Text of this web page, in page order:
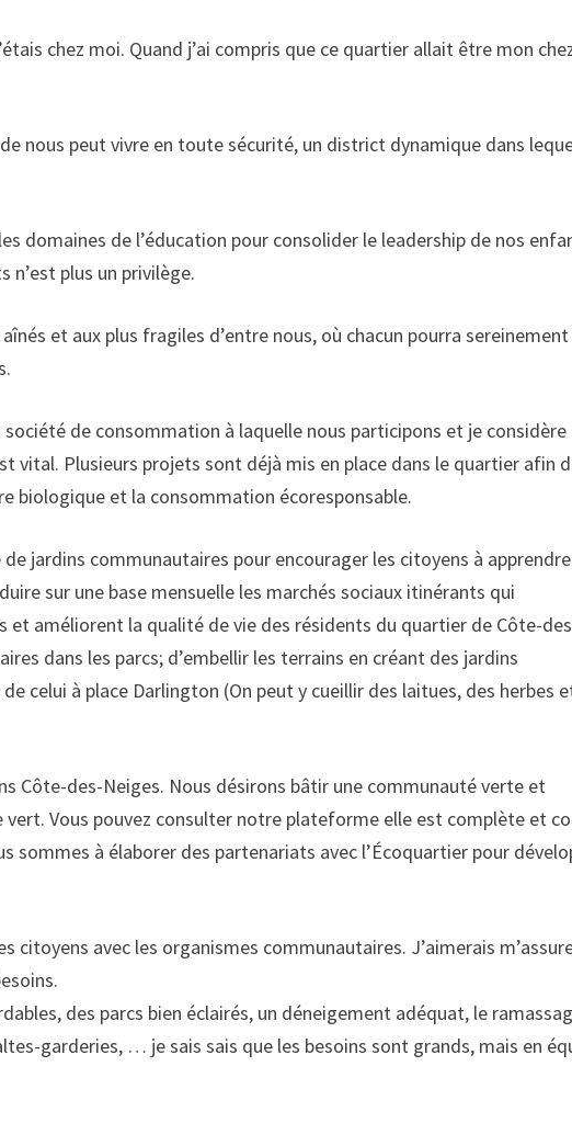
chez moi. Quand j’ai compris que ce quartier allait être mon
nous peut vivre en toute sécurité, un district dynamique dans
domaines de l’éducation pour consolider le leadership de nos
n’est plus un privilège.
et aux plus fragiles d’entre nous, où chacun pourra sereinement
de consommation à laquelle nous participons et je considère
vital. Plusieurs projets sont déjà mis en place dans le quartier afin
biologique et la consommation écoresponsable.
jardins communautaires pour encourager les citoyens à
sur une base mensuelle les marchés sociaux itinérants qui
et améliorent la qualité de vie des résidents du quartier de Côte-
dans les parcs; d’embellir les terrains en créant des jardins
celui à place Darlington (On peut y cueillir des laitues, des herbes
Côte-des-Neiges. Nous désirons bâtir une communauté verte et
vert. Vous pouvez consulter notre plateforme elle est complète et
sommes à élaborer des partenariats avec l’Écoquartier pour
citoyens avec les organismes communautaires. J’aimerais
des parcs bien éclairés, un déneigement adéquat, le
garderies, … je sais sais que les besoins sont grands, mais en